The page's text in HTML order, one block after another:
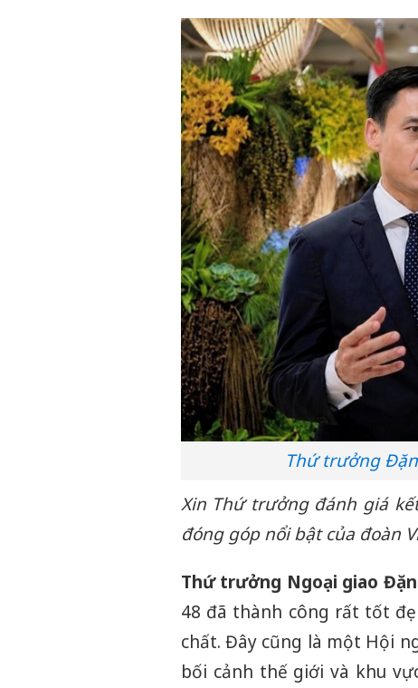
Thứ trưởng
Xin Thứ trưởng đánh giá
đóng góp nổi bật của đoàn
Thứ trưởng Ngoại giao
48 đã thành công rất tốt
chất. Đây cũng là một Hội
bối cảnh thế giới và khu